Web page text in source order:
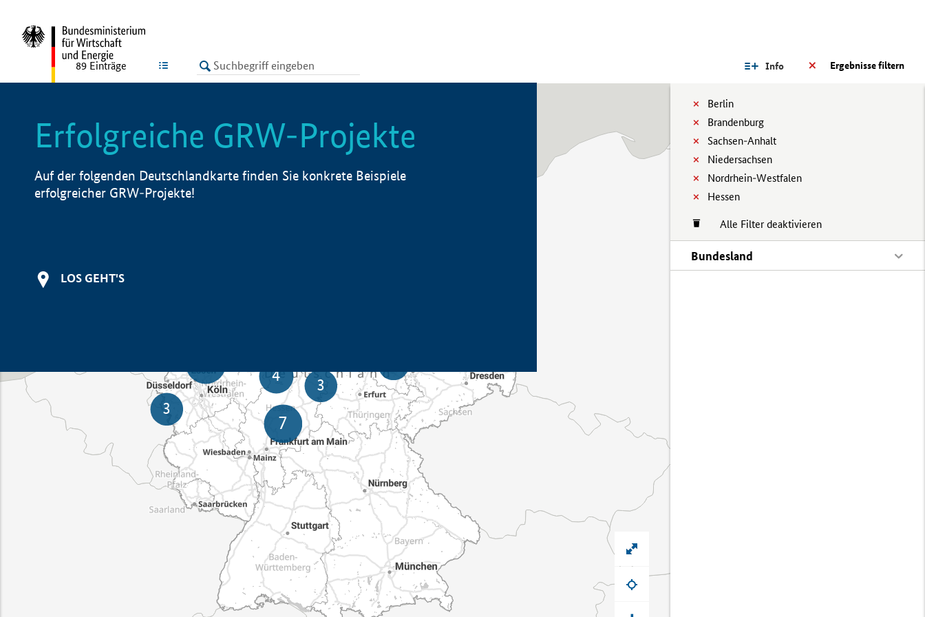
LISTE Ergebnisse filtern
Info
Berlin
Brandenburg
Sachsen-Anhalt
Niedersachsen
Nordrhein-Westfalen
Hessen
Alle Filter deaktivieren
Bundesland
89 Einträge
Erfolgreiche GRW-Projekte
Auf der folgenden Deutschlandkarte finden Sie konkrete Beispiele
erfolgreicher GRW-Projekte!
LOS GEHT'S